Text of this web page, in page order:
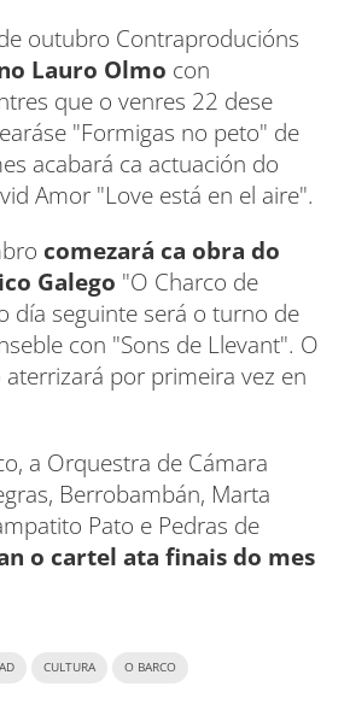
outubro Contraproducións
Lauro Olmo con
que o venres 22 dese
"Formigas no peto" de
acabará ca actuación do
Amor "Love está en el aire".
comezará ca obra do
Galego "O Charco de
día seguinte será o turno de
con "Sons de Llevant". O
por primeira vez en
a Orquestra de Cámara
Berrobambán, Marta
Pato e Pedras de
o cartel ata finais do mes
CULTURA O BARCO